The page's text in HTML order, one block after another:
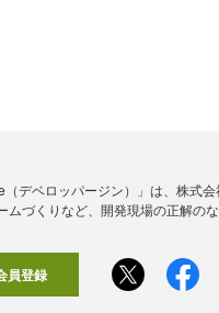
（デベロッパージン）」は、株式
ムづくりなど、開発現場の正解の
員登録